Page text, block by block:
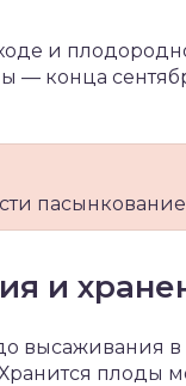
и
— конца
и
высаживания
плоды